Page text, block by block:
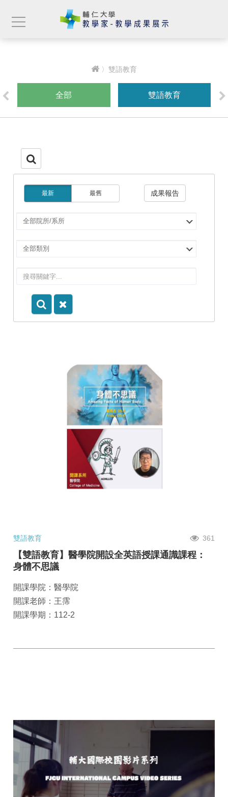
〉雙語教育
全部 雙語教育
最新 最舊 成果報告
選
所/
所
選
別
雙語教育 361
【雙語教育】醫學院開設全英語授課通識課程：
身體不思議
開課學院：醫學院
開課老師：王霈
開課學期：112-2